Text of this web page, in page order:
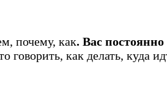
почему, как. Вас
как делать, куда